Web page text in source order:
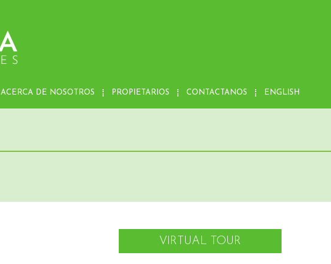
ACERCA DE NOSOTROS PROPIETARIOS CONTACTANOS ENGLISH
VIRTUAL TOUR